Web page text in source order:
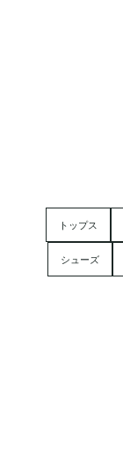
トップス
シューズ